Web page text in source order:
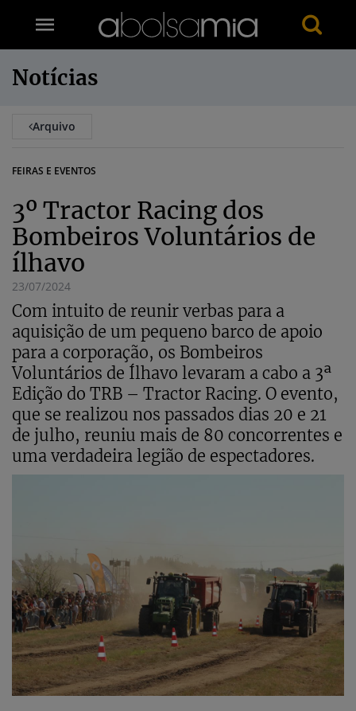
Notícias
Arquivo
FEIRAS E EVENTOS
3º Tractor Racing dos
Bombeiros Voluntários de
ílhavo
23/07/2024
Com intuito de reunir verbas para a
aquisição de um pequeno barco de apoio
para a corporação, os Bombeiros
Voluntários de Ílhavo levaram a cabo a 3ª
Edição do TRB – Tractor Racing. O evento,
que se realizou nos passados dias 20 e 21
de julho, reuniu mais de 80 concorrentes e
uma verdadeira legião de espectadores.